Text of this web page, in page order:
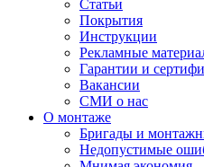
Статьи
Покрытия
Инструкции
Рекламные
Гарантии и
Вакансии
СМИ о нас
О монтаже
Бригады и
Недопустимые